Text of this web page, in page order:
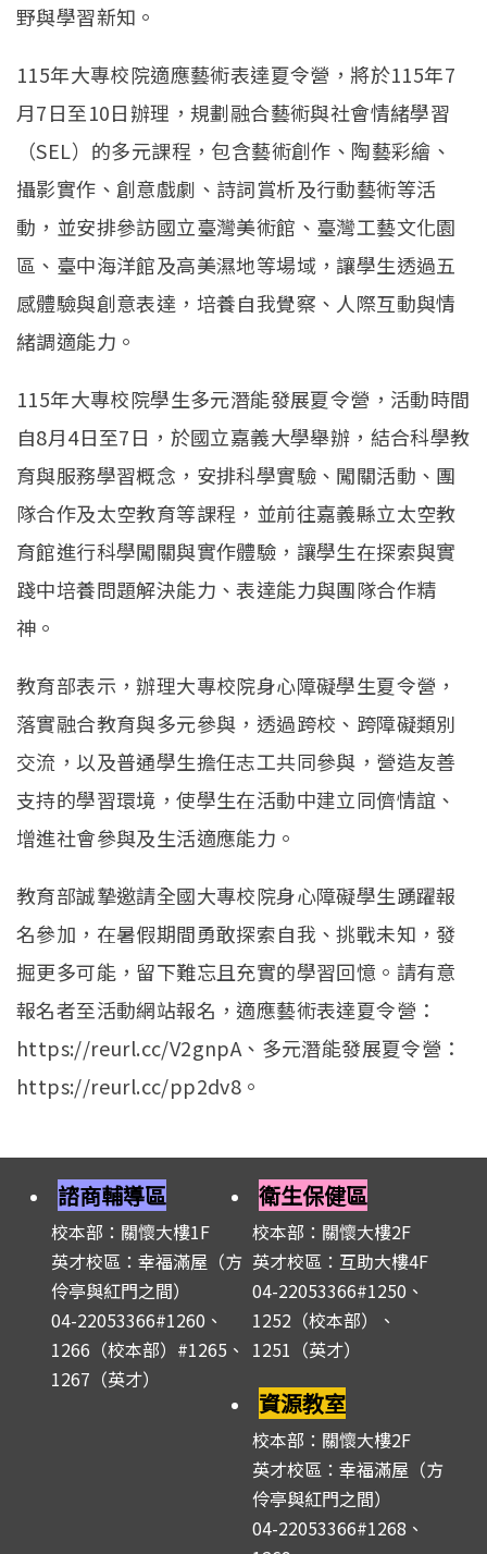
野與學習新知。
115年大專校院適應藝術表達夏令營，將於115年7
月7日至10日辦理，規劃融合藝術與社會情緒學習
（SEL）的多元課程，包含藝術創作、陶藝彩繪、
攝影實作、創意戲劇、詩詞賞析及行動藝術等活
動，並安排參訪國立臺灣美術館、臺灣工藝文化園
區、臺中海洋館及高美濕地等場域，讓學生透過五
感體驗與創意表達，培養自我覺察、人際互動與情
緒調適能力。
115年大專校院學生多元潛能發展夏令營，活動時間
自8月4日至7日，於國立嘉義大學舉辦，結合科學教
育與服務學習概念，安排科學實驗、闖關活動、團
隊合作及太空教育等課程，並前往嘉義縣立太空教
育館進行科學闖關與實作體驗，讓學生在探索與實
踐中培養問題解決能力、表達能力與團隊合作精
神。
教育部表示，辦理大專校院身心障礙學生夏令營，
落實融合教育與多元參與，透過跨校、跨障礙類別
交流，以及普通學生擔任志工共同參與，營造友善
支持的學習環境，使學生在活動中建立同儕情誼、
增進社會參與及生活適應能力。
教育部誠摯邀請全國大專校院身心障礙學生踴躍報
名參加，在暑假期間勇敢探索自我、挑戰未知，發
掘更多可能，留下難忘且充實的學習回憶。請有意
報名者至活動網站報名，適應藝術表達夏令營：
https://reurl.cc/V2gnpA、多元潛能發展夏令營：
https://reurl.cc/pp2dv8。
諮商輔導區
校本部：關懷大樓1F
英才校區：幸福滿屋（方
伶亭與紅門之間）
04-22053366#1260、
1266（校本部）#1265、
1267（英才）
衛生保健區
校本部：關懷大樓2F
英才校區：互助大樓4F
04-22053366#1250、
1252（校本部）、
1251（英才）
資源教室
校本部：關懷大樓2F
英才校區：幸福滿屋（方
伶亭與紅門之間）
04-22053366#1268、